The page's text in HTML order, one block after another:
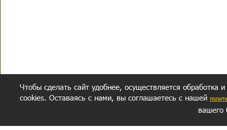
Чтобы сделать сайт удобнее, осуществляется обработка
cookies. Оставаясь с нами, вы соглашаетесь с нашей
вашего